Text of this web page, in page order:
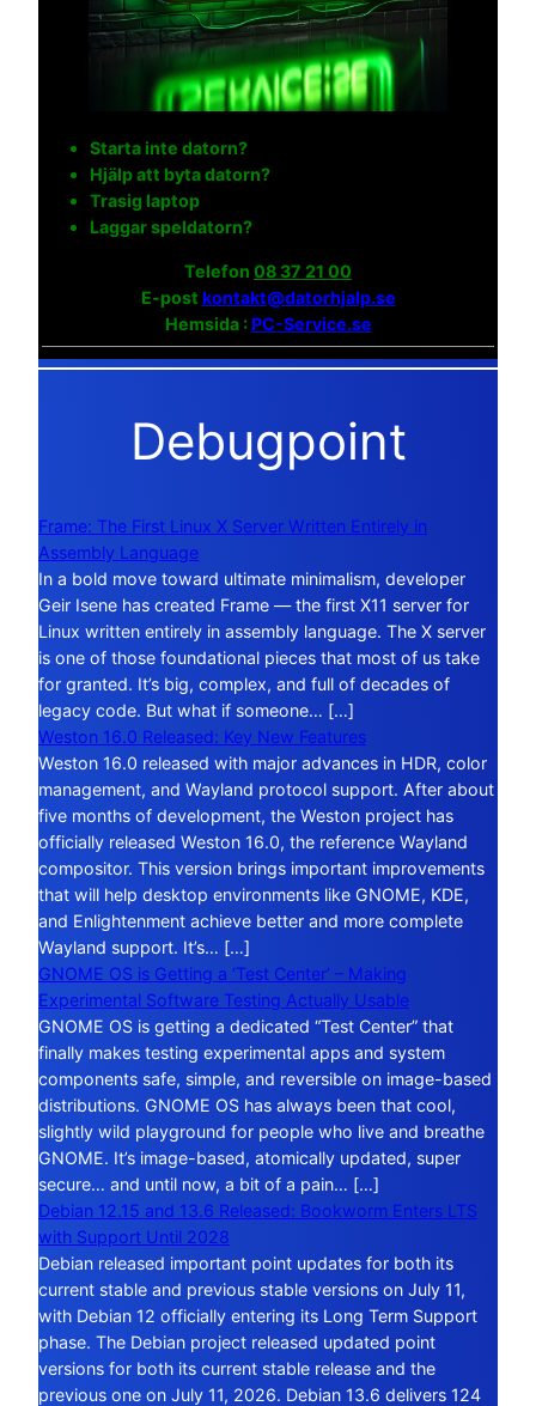
Starta inte datorn?
Hjälp att byta datorn?
Trasig laptop
Laggar speldatorn?
Telefon 08 37 21 00
E-post kontakt@datorhjalp.se
Hemsida :PC-Service.se
Debugpoint
Frame: The First Linux X Server Written Entirely in
Assembly Language
In a bold move toward ultimate minimalism, developer
Geir Isene has created Frame — the first X11 server for
Linux written entirely in assembly language. The X server
is one of those foundational pieces that most of us take
for granted. It’s big, complex, and full of decades of
legacy code. But what if someone… […]
Weston 16.0 Released: Key New Features
Weston 16.0 released with major advances in HDR, color
management, and Wayland protocol support. After about
five months of development, the Weston project has
officially released Weston 16.0, the reference Wayland
compositor. This version brings important improvements
that will help desktop environments like GNOME, KDE,
and Enlightenment achieve better and more complete
Wayland support. It’s… […]
GNOME OS is Getting a ‘Test Center’ – Making
Experimental Software Testing Actually Usable
GNOME OS is getting a dedicated “Test Center” that
finally makes testing experimental apps and system
components safe, simple, and reversible on image-based
distributions. GNOME OS has always been that cool,
slightly wild playground for people who live and breathe
GNOME. It’s image-based, atomically updated, super
secure… and until now, a bit of a pain… […]
Debian 12.15 and 13.6 Released: Bookworm Enters LTS
with Support Until 2028
Debian released important point updates for both its
current stable and previous stable versions on July 11,
with Debian 12 officially entering its Long Term Support
phase. The Debian project released updated point
versions for both its current stable release and the
previous one on July 11, 2026. Debian 13.6 delivers 124